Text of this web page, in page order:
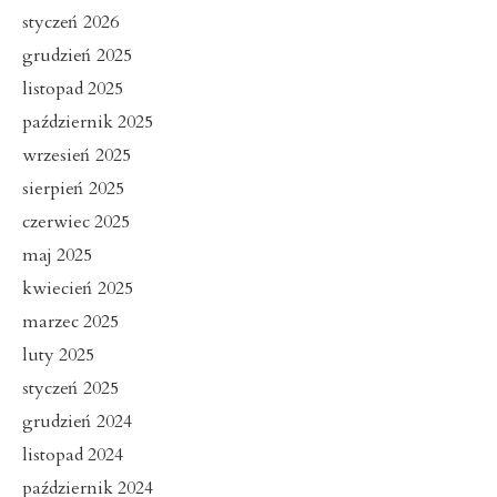
styczeń 2026
grudzień 2025
listopad 2025
październik 2025
wrzesień 2025
sierpień 2025
czerwiec 2025
maj 2025
kwiecień 2025
marzec 2025
luty 2025
styczeń 2025
grudzień 2024
listopad 2024
październik 2024